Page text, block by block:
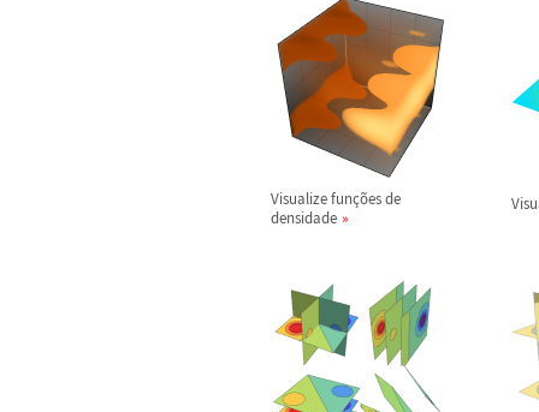
Visualize funções de
densidade